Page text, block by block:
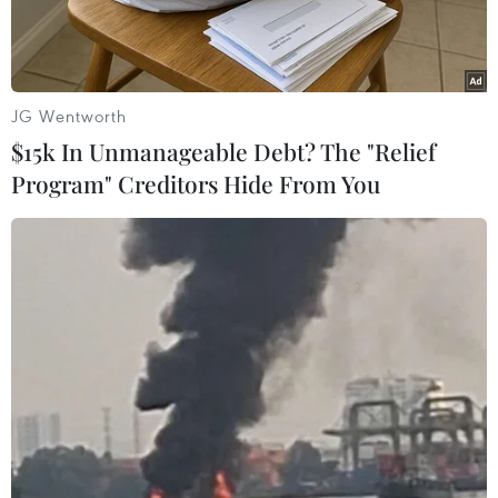
Trong ảnh (từ trái sang): Thủ tướng Australia Scott Morrison,
Tổng thống Mỹ Joe Biden và Thủ tướng Anh Borris Johnson trong
cuộc họp báo trực tuyến về an ninh quốc gia, ngày 15/9. (Ảnh:
AFP/TTXVN)
Ngày 18/9, Australia cho biết lấy làm tiếc về việc
JG Wentworth
$15k In Unmanageable Debt? The "Relief
Program" Creditors Hide From You